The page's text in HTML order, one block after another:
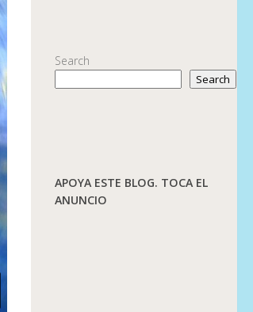
Search
Search
APOYA ESTE BLOG. TOCA EL
ANUNCIO